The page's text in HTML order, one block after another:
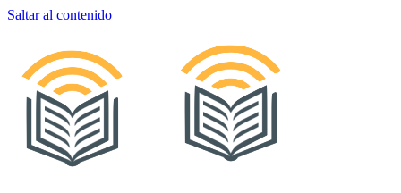
Saltar al contenido